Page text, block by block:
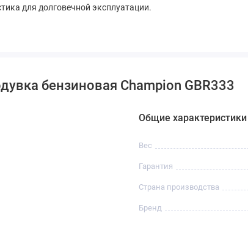
для долговечной эксплуатации.
бензиновая Champion GBR333
Общие характеристики
Вес
Гарантия
Страна производства
Бренд